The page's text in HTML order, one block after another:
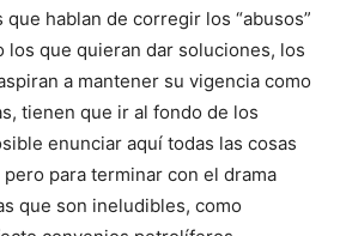
hablan de corregir los “abusos”
los que quieran dar soluciones, los
a mantener su vigencia como
tienen que ir al fondo de los
enunciar aquí todas las cosas
para terminar con el drama
que son ineludibles, como